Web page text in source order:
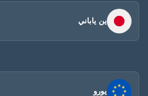
ين ياباني
يورو